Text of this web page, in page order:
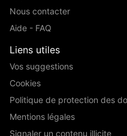
Nous contacter
Aide - FAQ
Liens utiles
Vos suggestions
Cookies
Politique de protection des
Mentions légales
Signaler un contenu illicite